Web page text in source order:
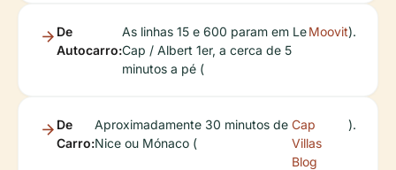
De
Autocarro:
As linhas 15 e 600 param em Le
Cap / Albert 1er, a cerca de 5
minutos a pé (
Moovit).
De
Carro:
Aproximadamente 30 minutos de
Nice ou Mónaco (
Cap
Villas
Blog
).